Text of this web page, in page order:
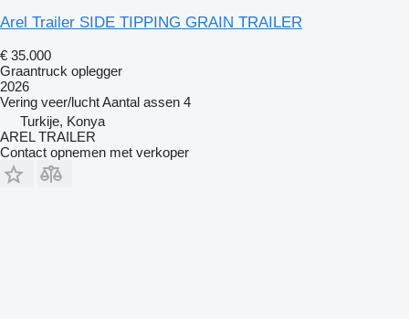
Arel Trailer SIDE TIPPING GRAIN TRAILER
€ 35.000
Graantruck oplegger
2026
Vering veer/luchtAantal assen 4
Turkije, Konya
AREL TRAILER
Contact opnemen met verkoper